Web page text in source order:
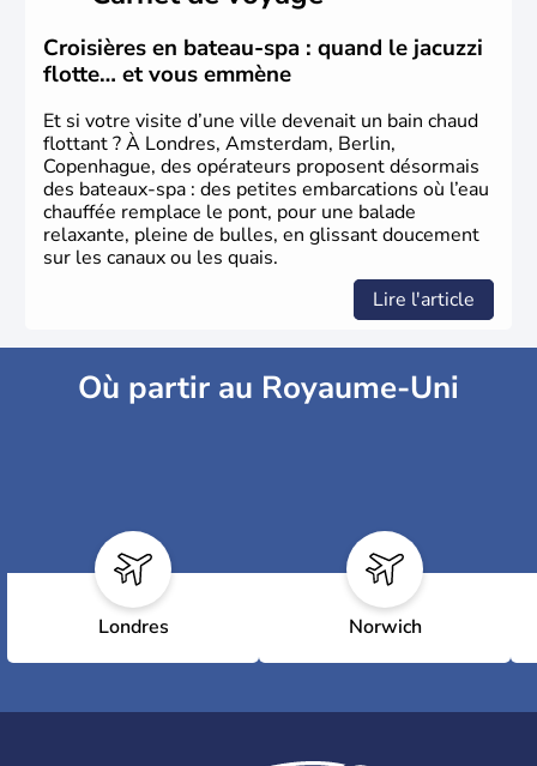
Croisières en bateau-spa : quand le jacuzzi
flotte… et vous emmène
Et si votre visite d’une ville devenait un bain chaud
flottant ? À Londres, Amsterdam, Berlin,
Copenhague, des opérateurs proposent désormais
des bateaux-spa : des petites embarcations où l’eau
chauffée remplace le pont, pour une balade
relaxante, pleine de bulles, en glissant doucement
sur les canaux ou les quais.
Lire l'article
Où partir au Royaume-Uni
Londres Norwich